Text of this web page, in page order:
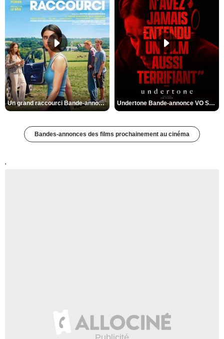
Un grand raccourci Bande-annonce VF Undertone Bande-annonce VO STFR
Bandes-annonces des films prochainement au cinéma
'